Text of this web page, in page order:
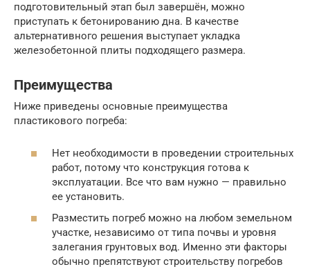
подготовительный этап был завершён, можно
приступать к бетонированию дна. В качестве
альтернативного решения выступает укладка
железобетонной плиты подходящего размера.
Преимущества
Ниже приведены основные преимущества
пластикового погреба:
Нет необходимости в проведении строительных
работ, потому что конструкция готова к
эксплуатации. Все что вам нужно — правильно
ее установить.
Разместить погреб можно на любом земельном
участке, независимо от типа почвы и уровня
залегания грунтовых вод. Именно эти факторы
обычно препятствуют строительству погребов